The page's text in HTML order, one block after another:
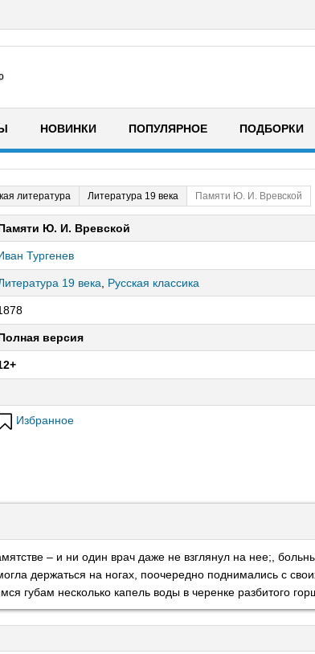
НОВИНКИ ПОПУЛЯРНОЕ ПОДБОРКИ
литература Литература 19 века Памяти Ю. И. Вревской
Ю. И. Вревской
Тургенев
19 века Русская классика
версия
Избранное
– и ни один врач даже не взглянул на нее;,
держаться на ногах, поочередно поднимались с
губам несколько капель воды в черенке разбитого